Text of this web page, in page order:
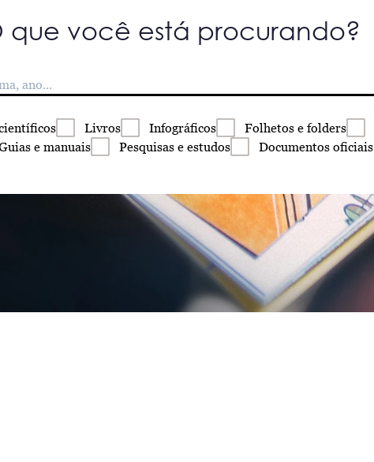
que você está procurando?
Livros Infográficos Folhetos e folders
e manuais Pesquisas e estudos Documentos oficiais